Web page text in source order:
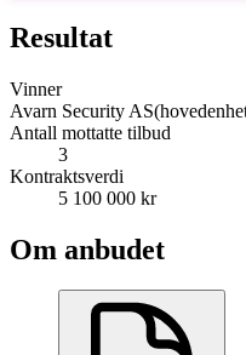
Resultat
Vinner
Avarn Security
Antall mottatte tilbud
3
Kontraktsverdi
5 100 000 kr
Om anbudet